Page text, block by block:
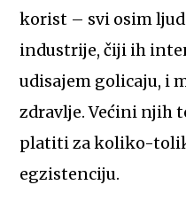
korist – svi osim
industrije, čiji ih
udisajem golicaju, i
zdravlje. Većini njih
platiti za koliko-
egzistenciju.